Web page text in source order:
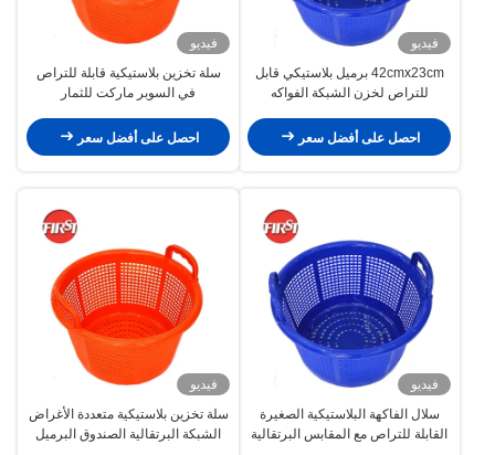
فيديو
42cmx23cm برميل بلاستيكي قابل
للتراص لخزن الشبكة الفواكه
احصل على أفضل سعر
فيديو
سلة تخزين بلاستيكية قابلة للتراص
في السوبر ماركت للثمار
احصل على أفضل سعر
فيديو
سلال الفاكهة البلاستيكية الصغيرة
القابلة للتراص مع المقابس البرتقالية
فيديو
سلة تخزين بلاستيكية متعددة الأغراض
الشبكة البرتقالية الصندوق البرميل